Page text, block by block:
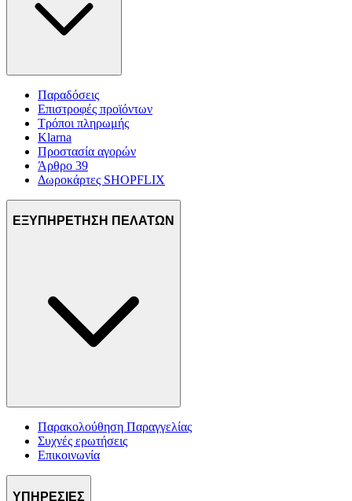
Παραδόσεις
Επιστροφές προϊόντων
Τρόποι πληρωμής
Klarna
Προστασία αγορών
Άρθρο 39
Δωροκάρτες SHOPFLIX
ΕΞΥΠΗΡΕΤΗΣΗ ΠΕΛΑΤΩΝ
Παρακολούθηση Παραγγελίας
Συχνές ερωτήσεις
Επικοινωνία
ΥΠΗΡΕΣΙΕΣ